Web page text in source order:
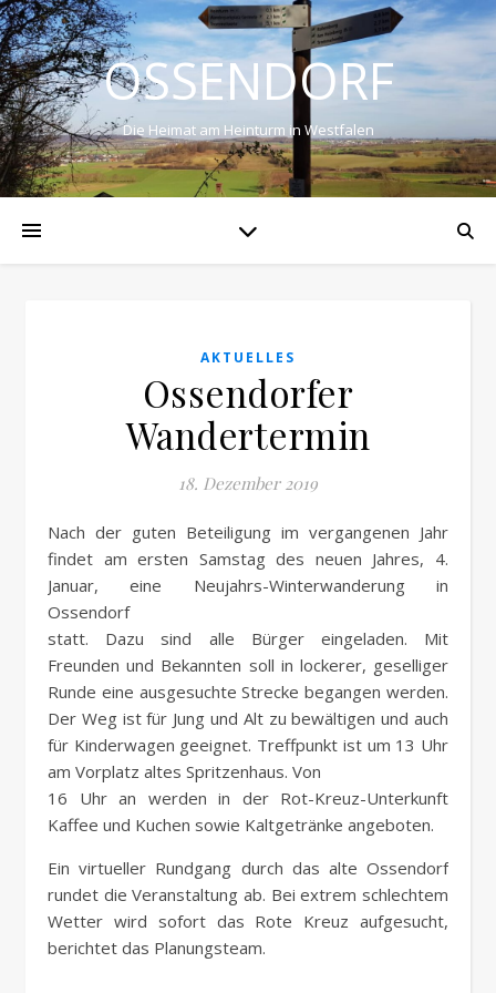
OSSENDORF
Die Heimat am Heinturm in Westfalen
AKTUELLES
Ossendorfer
Wandertermin
18. Dezember 2019
Nach der guten Beteiligung im vergangenen Jahr
findet am ersten Samstag des neuen Jahres, 4.
Januar, eine Neujahrs-Winterwanderung in
Ossendorf
statt. Dazu sind alle Bürger eingeladen. Mit
Freunden und Bekannten soll in lockerer, geselliger
Runde eine ausgesuchte Strecke begangen werden.
Der Weg ist für Jung und Alt zu bewältigen und auch
für Kinderwagen geeignet. Treffpunkt ist um 13 Uhr
am Vorplatz altes Spritzenhaus. Von
16 Uhr an werden in der Rot-Kreuz-Unterkunft
Kaffee und Kuchen sowie Kaltgetränke angeboten.
Ein virtueller Rundgang durch das alte Ossendorf
rundet die Veranstaltung ab. Bei extrem schlechtem
Wetter wird sofort das Rote Kreuz aufgesucht,
berichtet das Planungsteam.